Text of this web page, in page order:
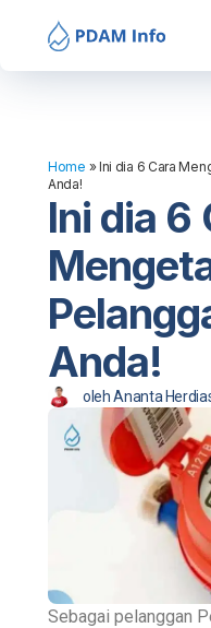
Home » Ini dia 6 Cara
Anda!
Ini dia 6
Anda!
olehAnanta
Sebagai pelanggan